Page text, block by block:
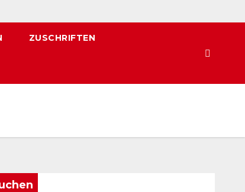
ZUSCHRIFTEN